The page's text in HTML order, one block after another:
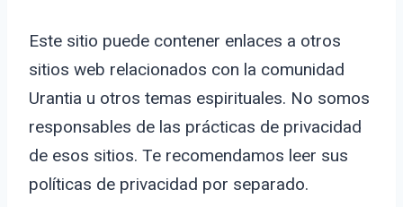
Este sitio puede contener enlaces a otros
sitios web relacionados con la comunidad
Urantia u otros temas espirituales. No somos
responsables de las prácticas de privacidad
de esos sitios. Te recomendamos leer sus
políticas de privacidad por separado.